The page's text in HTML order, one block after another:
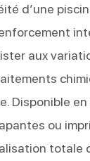
d’une
aux
Disponible
ou
totale